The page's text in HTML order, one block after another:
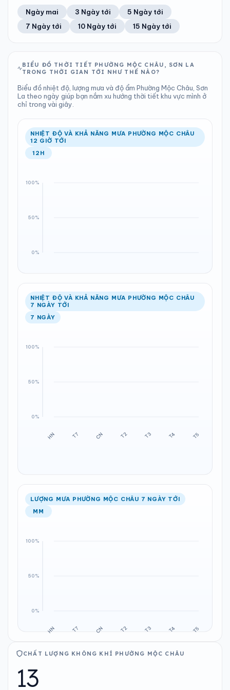
24°C 100%
Khả năng mưa
7.77 mm
Tổng cả ngày
1003 hPa
Bình thường
8
Chỉ số UV
Tốt
Ước lượng
21°C
Ổn định
96%
Khả năng mưa
Trung bình ngày Tốc độ gió
TIA UV TẦM NHÌN
LƯỢNG MƯA
1.38 mm
Tổng cả ngày
ÁP SUẤT
1001 hPa
Bình thường
Ổn định Khả năng mưa
Ngày mai 3 Ngày tới
5 Ngày tới
7 Ngày tới
10 Ngày tới 15 Ngày tới
BIỂU ĐỒ THỜI TIẾT PHƯỜNG MỘC CHÂU, SƠN LA
TRONG THỜI GIAN TỚI NHƯ THẾ NÀO?
Biểu đồ nhiệt độ, lượng mưa và độ ẩm Phường Mộc Châu, Sơn
La theo ngày giúp bạn nắm xu hướng thời tiết khu vực mình ở
chỉ trong vài giây.
NHIỆT ĐỘ VÀ KHẢ NĂNG MƯA PHƯỜNG MỘC CHÂU
12 GIỜ TỚI
12H
NHIỆT ĐỘ VÀ KHẢ NĂNG MƯA PHƯỜNG MỘC CHÂU
7 NGÀY TỚI
7 NGÀY
LƯỢNG MƯA PHƯỜNG MỘC CHÂU 7 NGÀY TỚI
MM
CHẤT LƯỢNG KHÔNG KHÍ PHƯỜNG MỘC CHÂU
13